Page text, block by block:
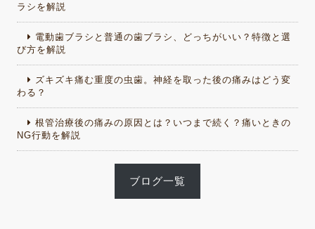
ラシを解説
電動歯ブラシと普通の歯ブラシ、どっちがいい？特徴と選
び方を解説
ズキズキ痛む重度の虫歯。神経を取った後の痛みはどう変
わる？
根管治療後の痛みの原因とは？いつまで続く？痛いときの
NG行動を解説
ブログ一覧